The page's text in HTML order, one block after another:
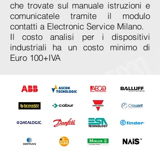
che trovate sul manuale istruzioni e
comunicatele tramite il modulo
contatti a Electronic Service Milano.
Il costo analisi per i dispositivi
industriali ha un costo minimo di
Euro 100+IVA